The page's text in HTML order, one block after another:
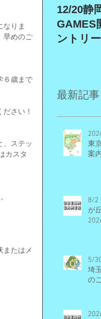
なりま
早めのご
６歳まで
さい！
、ステッ
カスタ
たはメ
12/20静
GAMES
ントリ
最新記事
東
案
8/2
が
5/
埼
の